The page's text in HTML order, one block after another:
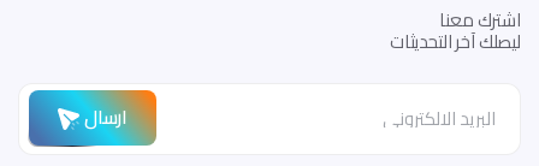
اشترك معنا
ليصلك آخر التحديثات
ارسال